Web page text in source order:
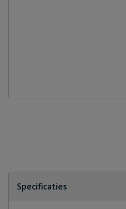
Specificaties